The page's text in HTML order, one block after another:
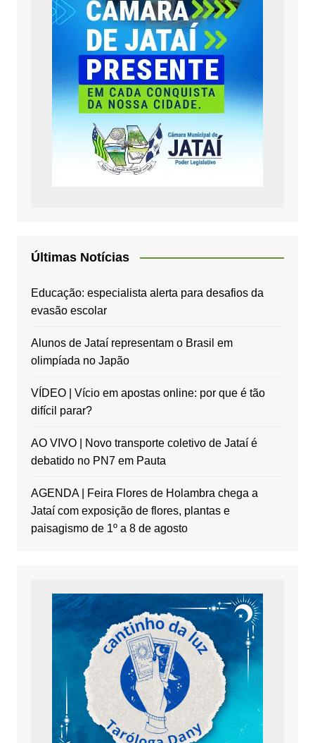
Últimas Notícias
Educação: especialista alerta para desafios da
evasão escolar
Alunos de Jataí representam o Brasil em
olimpíada no Japão
VÍDEO | Vício em apostas online: por que é tão
difícil parar?
AO VIVO | Novo transporte coletivo de Jataí é
debatido no PN7 em Pauta
AGENDA | Feira Flores de Holambra chega a
Jataí com exposição de flores, plantas e
paisagismo de 1º a 8 de agosto